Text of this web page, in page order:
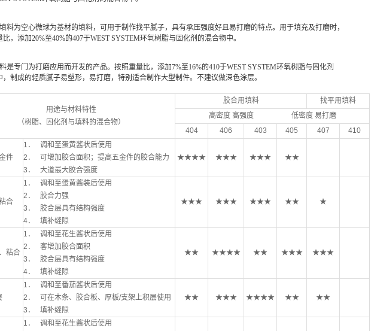
料为空心微球为基材的填料，可用于制作找平腻子，具有承压强度好且易打磨的特点。用于填充及打磨时，
比，添加20%至40%的407于WEST SYSTEM环氧树脂与固化剂的混合物中。
是专门为打磨应用而开发的产品。按照重量比，添加7%至16%的410于WEST SYSTEM环氧树脂与固化剂
，制成的轻质腻子易塑形，易打磨，特别适合制作大型制件。不建议做深色涂层。
用途与材料特性
（树脂、固化剂与填料的混合物）
胶合用填料
找平用填料
高密度 高强度 低密度 易打磨
404
406 403 405 407 410
件
1． 调和至蛋黄酱状后使用
2． 可增加胶合面积；提高五金件的胶合能力
3． 大道最大胶合强度
★★★★ ★★★ ★★★ ★★
合
1． 调和至蛋黄酱装后使用
2． 胶合力强
3． 胶合层具有结构强度
4． 填补缝隙
★★★ ★★★ ★★★ ★★ ★
粘合
1． 调和至花生酱状后使用
2． 客增加胶合面积
3． 胶合层具有结构强度
4． 填补缝隙
★★ ★★★★ ★★ ★★★ ★★★
1． 调和至番茄酱状后使用
2． 可在木条、胶合板、厚板/支架上积层使用
3． 填补缝隙
★★ ★★★ ★★★★ ★★ ★★
1． 调和至花生酱状后使用